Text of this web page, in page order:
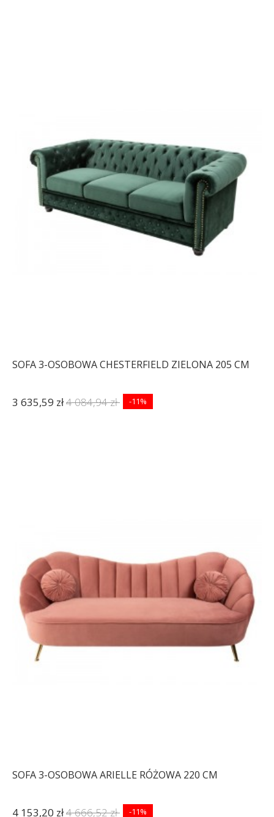
SOFA 3-OSOBOWA CHESTERFIELD ZIELONA 205 CM
3 635,59 zł4 084,94 zł -11%
SOFA 3-OSOBOWA ARIELLE RÓŻOWA 220 CM
4 153,20 zł4 666,52 zł -11%